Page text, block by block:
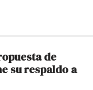
de
su respaldo a